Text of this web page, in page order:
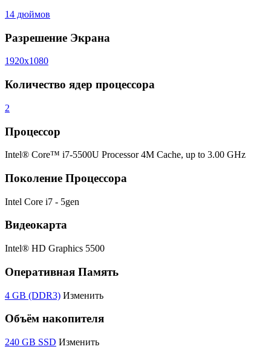
14 дюймов
Разрешение Экрана
1920x1080
Количество ядер процессора
2
Процессор
Intel® Core™ i7-5500U Processor 4M Cache, up to 3.00 GHz
Поколение Процессора
Intel Core i7 - 5gen
Видеокарта
Intel® HD Graphics 5500
Оперативная Память
4 GB (DDR3) Изменить
Объём накопителя
240 GB SSD Изменить